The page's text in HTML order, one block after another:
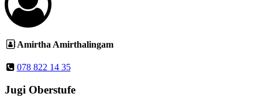
Amirtha Amirthalingam
078 822 14 35
Jugi Oberstufe